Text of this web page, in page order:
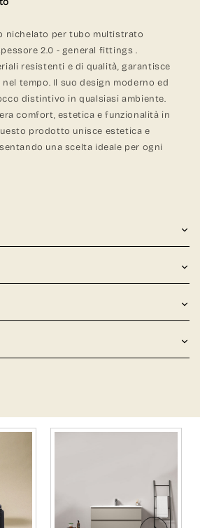
nichelato per tubo multistrato
2.0 - general fittings .
resistenti e di qualità, garantisce
tempo. Il suo design moderno ed
distintivo in qualsiasi ambiente.
comfort, estetica e funzionalità in
prodotto unisce estetica e
una scelta ideale per ogni